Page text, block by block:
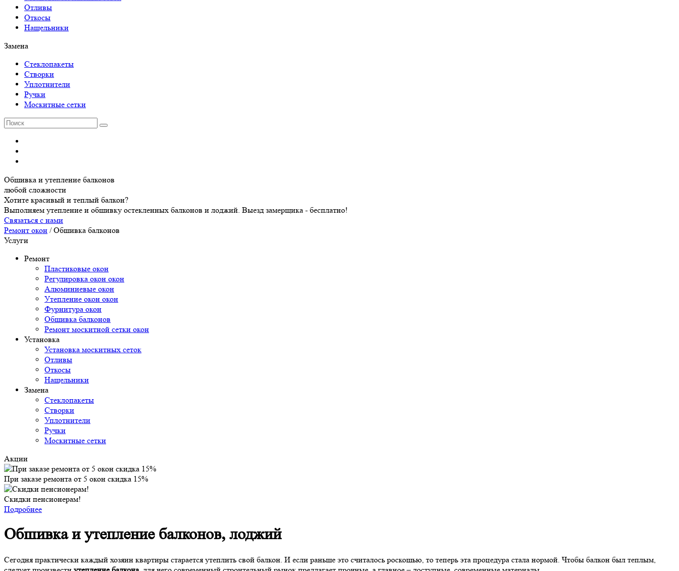
Отливы
Откосы
Нащельники
Замена
Стеклопакеты
Створки
Уплотнители
Ручки
Москитные сетки
Обшивка и утепление балконов
любой сложности
Хотите красивый и теплый балкон?
Выполняем утепление и обшивку остекленных балконов и лоджий. Выезд замерщика - бесплатно!
Связаться с нами
Ремонт окон /Обшивка балконов
Услуги
Ремонт
Пластиковые окон
Регулировка окон окон
Алюминиевые окон
Утепление окон окон
Фурнитура окон
Обшивка балконов
Ремонт москитной сетки окон
Установка
Установка москитных сеток
Отливы
Откосы
Нащельники
Замена
Стеклопакеты
Створки
Уплотнители
Ручки
Москитные сетки
Акции
При заказе ремонта от 5 окон скидка 15%
Скидки пенсионерам!
Подробнее
Обшивка и утепление балконов, лоджий
Сегодня практически каждый хозяин квартиры старается утеплить свой балкон. И если раньше это считалось роскошью, то теперь эта процедура стала нормой. Чтобы балкон был теплым,